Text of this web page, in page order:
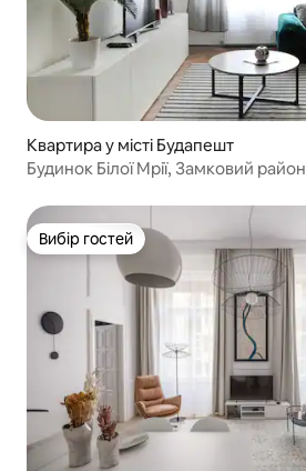
Квартира у місті Будапешт
Будинок Білої Мрії, Замковий район
Вибір гостей
Вибір гостей